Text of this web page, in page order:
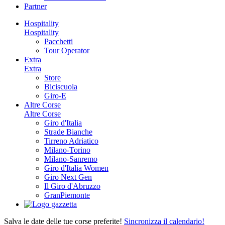
Partner
Hospitality
Hospitality
Pacchetti
Tour Operator
Extra
Extra
Store
Biciscuola
Giro-E
Altre Corse
Altre Corse
Giro d'Italia
Strade Bianche
Tirreno Adriatico
Milano-Torino
Milano-Sanremo
Giro d'Italia Women
Giro Next Gen
Il Giro d'Abruzzo
GranPiemonte
Salva le date delle tue corse preferite! Sincronizza il calendario!